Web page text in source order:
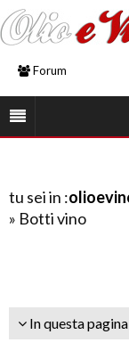
Forum
tu sei in :
» Botti vino
In questa